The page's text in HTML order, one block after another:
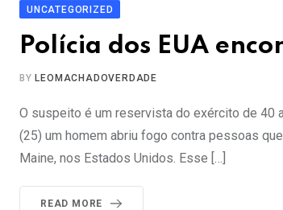
UNCATEGORIZED
Polícia dos EUA
BY LEOMACHADOVERDADE
O suspeito é um reservista do exército de 40
(25) um homem abriu fogo contra pessoas
Maine, nos Estados Unidos. Esse […]
READ MORE